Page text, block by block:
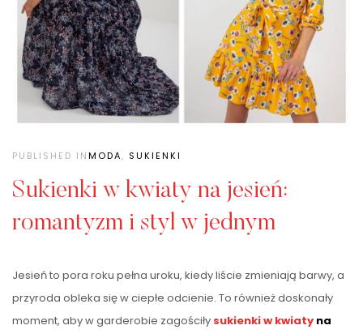
PUBLISHED INMODA, SUKIENKI
Sukienki w kwiaty na jesień:
romantyzm i styl w jednym
Jesień to pora roku pełna uroku, kiedy liście zmieniają barwy, a
przyroda obleka się w ciepłe odcienie. To również doskonały
moment, aby w garderobie zagościły sukienki w kwiaty na